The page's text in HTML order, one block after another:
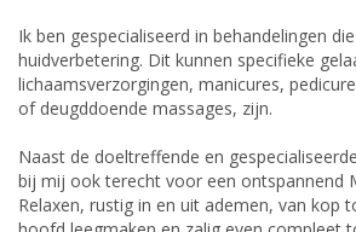
Ik ben gespecialiseerd in behandelingen
huidverbetering. Dit kunnen specifieke
lichaamsverzorgingen, manicures,
of deugddoende massages, zijn.
Naast de doeltreffende en
bij mij ook terecht voor een ontspannend
Relaxen, rustig in en uit ademen, van kop